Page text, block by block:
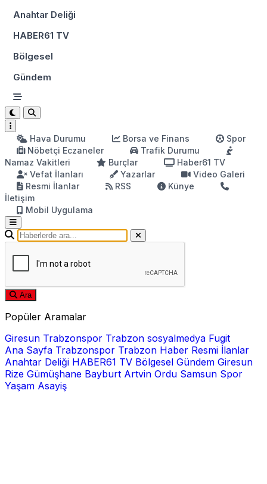
Anahtar Deliği
HABER61 TV
Bölgesel
Gündem
Hava Durumu Borsa ve Finans
Spor
Nöbetçi Eczaneler
Trafik Durumu
Namaz Vakitleri
Burçlar
Haber61 TV
Vefat İlanları
Yazarlar
Video Galeri
Resmi İlanlar
RSS
Künye
İletişim
Mobil Uygulama
Ara
Popüler Aramalar
Giresun Trabzonspor Trabzon sosyalmedya Fugit
Ana Sayfa Trabzonspor Trabzon Haber Resmi İlanlar
Anahtar Deliği HABER61 TV Bölgesel Gündem Giresun
Rize Gümüşhane Bayburt Artvin Ordu Samsun Spor
Yaşam Asayiş